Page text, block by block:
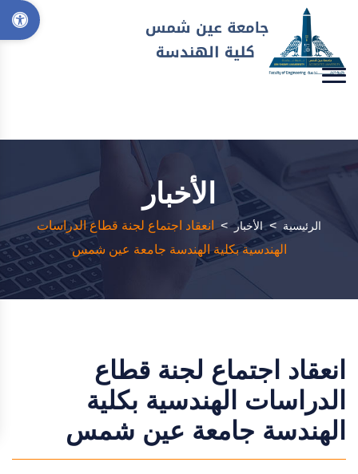
الأخبار
الرئيسية > الأخبار >
انعقاد اجتماع لجنة قطاع الدراسات
الهندسية بكلية الهندسة جامعة عين شمس
انعقاد اجتماع لجنة قطاع
الدراسات الهندسية بكلية
الهندسة جامعة عين شمس